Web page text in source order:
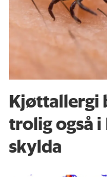
Kjøttallergi
trolig også
skylda